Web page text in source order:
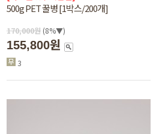
500g PET 꿀병 [1박스/200개]
170,000원 (8%▼)
155,800원
3